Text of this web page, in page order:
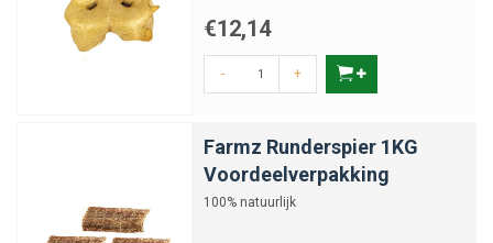
€12,14
- +
Farmz Runderspier 1KG
Voordeelverpakking
100% natuurlijk